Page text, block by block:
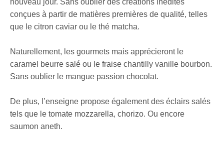
conçues à partir de matières premières de qualité, telles
que le citron caviar ou le thé matcha.
Naturellement, les gourmets mais apprécieront le
caramel beurre salé ou le fraise chantilly vanille bourbon.
Sans oublier le mangue passion chocolat.
De plus, l’enseigne propose également des éclairs salés
tels que le tomate mozzarella, chorizo. Ou encore
saumon aneth.